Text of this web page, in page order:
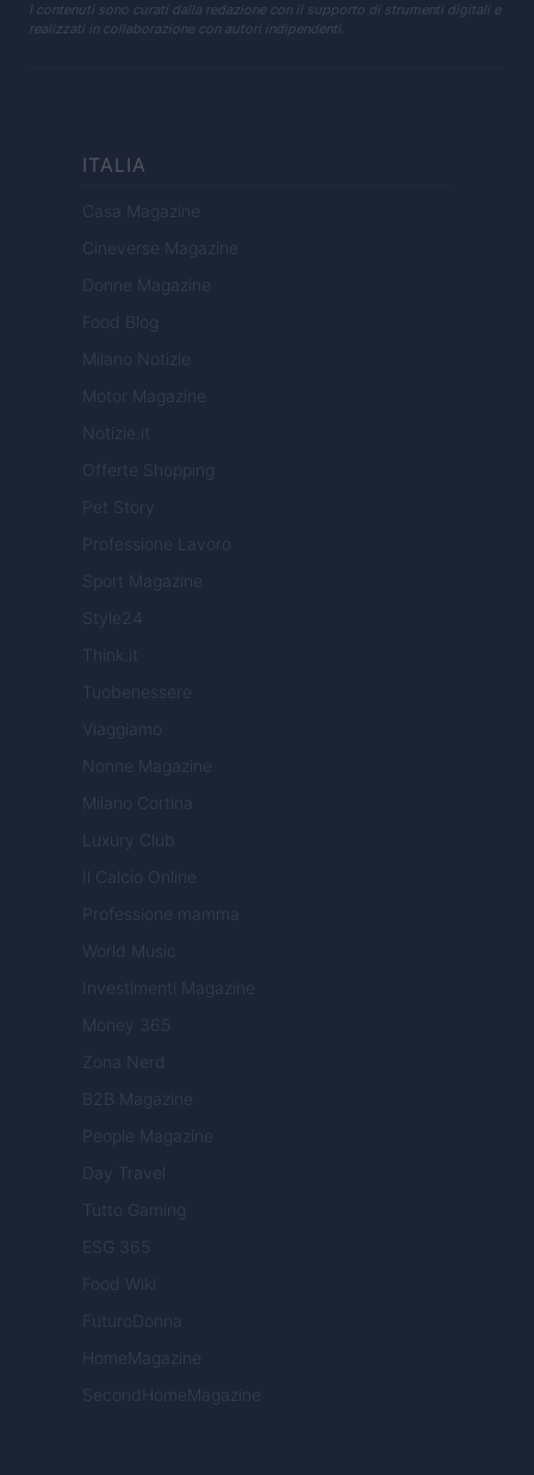
I contenuti sono curati dalla redazione con il supporto di strumenti digitali e
realizzati in collaborazione con autori indipendenti.
ITALIA
Casa Magazine
Cineverse Magazine
Donne Magazine
Food Blog
Milano Notizie
Motor Magazine
Notizie.it
Offerte Shopping
Pet Story
Professione Lavoro
Sport Magazine
Style24
Think.it
Tuobenessere
Viaggiamo
Nonne Magazine
Milano Cortina
Luxury Club
Il Calcio Online
Professione mamma
World Music
Investimenti Magazine
Money 365
Zona Nerd
B2B Magazine
People Magazine
Day Travel
Tutto Gaming
ESG 365
Food Wiki
FuturoDonna
HomeMagazine
SecondHomeMagazine